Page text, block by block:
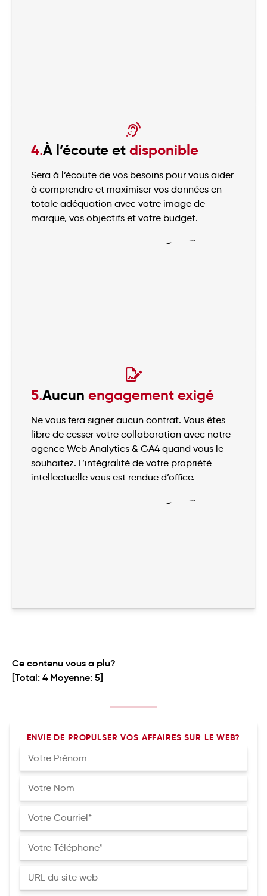
4.À l’écoute et disponible
Sera à l’écoute de vos besoins pour vous aider
à comprendre et maximiser vos données en
totale adéquation avec votre image de
marque, vos objectifs et votre budget.
5.Aucun engagement exigé
Ne vous fera signer aucun contrat. Vous êtes
libre de cesser votre collaboration avec notre
agence Web Analytics & GA4 quand vous le
souhaitez. L’intégralité de votre propriété
intellectuelle vous est rendue d’office.
Ce contenu vous a plu?
[Total: 4 Moyenne: 5]
ENVIE DE PROPULSER VOS AFFAIRES SUR LE WEB?